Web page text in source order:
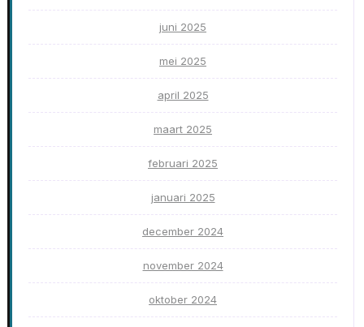
juni 2025
mei 2025
april 2025
maart 2025
februari 2025
januari 2025
december 2024
november 2024
oktober 2024